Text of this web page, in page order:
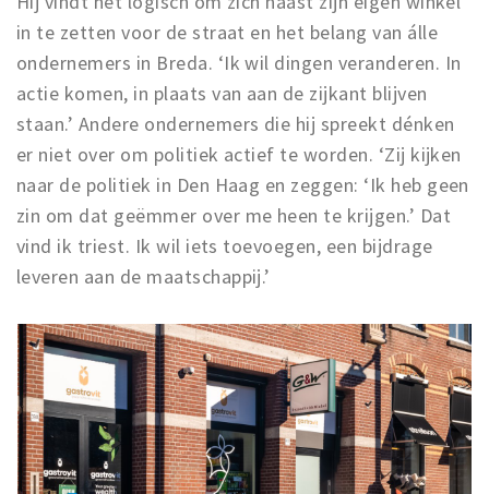
in te zetten voor de straat en het belang van álle
ondernemers in Breda. ‘Ik wil dingen veranderen. In
actie komen, in plaats van aan de zijkant blijven
staan.’ Andere ondernemers die hij spreekt dénken
er niet over om politiek actief te worden. ‘Zij kijken
naar de politiek in Den Haag en zeggen: ‘Ik heb geen
zin om dat geëmmer over me heen te krijgen.’ Dat
vind ik triest. Ik wil iets toevoegen, een bijdrage
leveren aan de maatschappij.’